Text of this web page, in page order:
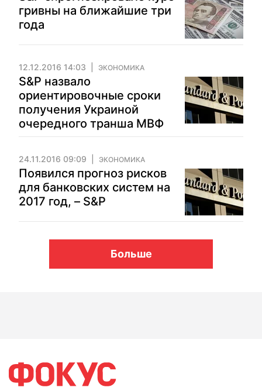
гривны на ближайшие три
года
12.12.2016 14:03 ЭКОНОМИКА
S&P назвало
ориентировочные сроки
получения Украиной
очередного транша МВФ
24.11.2016 09:09 ЭКОНОМИКА
Появился прогноз рисков
для банковских систем на
2017 год, – S&P
Больше